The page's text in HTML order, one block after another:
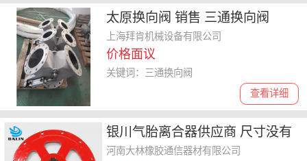
太原换向阀 销售 三通换向阀
上海拜肯机械设备有限公司
价格面议
查看详细
关键词：三通换向阀
银川气胎离合器供应商 尺寸没有
严格的限制-适应性广
河南大林橡胶通信器材有限公司